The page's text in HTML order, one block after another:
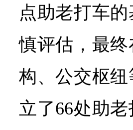
点助老打车
慎评估，最
构、公交枢
立了66处助